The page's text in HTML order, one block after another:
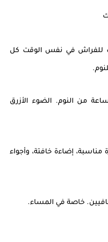
للفراش في نفس الوقت كل
ساعة من النوم. الضوء الأزرق
مناسبة، إضاءة خافتة، وأجواء
خاصة في المساء.